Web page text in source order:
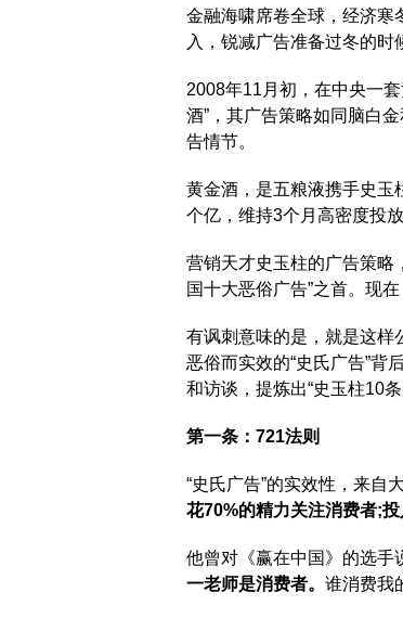
金融海啸席卷全球，经济寒
入，锐减广告准备过冬的
2008年11月初，在中央一
酒”，其广告策略如同脑白
告情节。
黄金酒，是五粮液携手史玉
个亿，维持3个月高密度投
营销天才史玉柱的广告策略
国十大恶俗广告”之首。现
有讽刺意味的是，就是这样
恶俗而实效的“史氏广告”背
和访谈，提炼出“史玉柱10
第一条：721法则
“史氏广告”的实效性，来自
花70%的精力关注消费者;
他曾对《赢在中国》的选手
一老师是消费者。 谁消费我